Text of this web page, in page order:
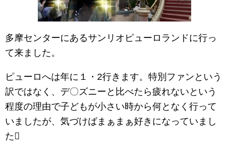
多摩センターにあるサンリオピューロランドに行っ
て来ました。
ピューロへは年に１・2行きます。特別ファンという
訳ではなく、デ〇ズニーと比べたら疲れないという
程度の理由で子どもが小さい時から何となく行って
いましたが、気づけばまぁまぁ好きになっていまし
た